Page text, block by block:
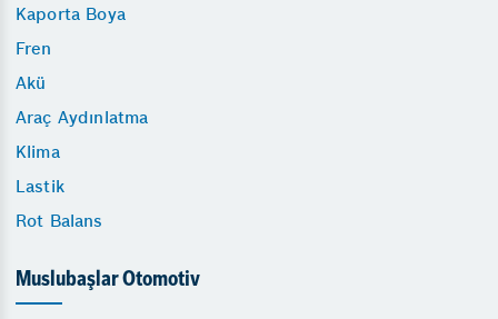
Kaporta Boya
Fren
Akü
Araç Aydınlatma
Klima
Lastik
Rot Balans
Muslubaşlar Otomotiv